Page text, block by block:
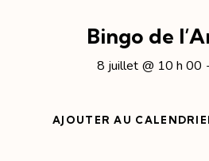
Bingo de
8 juillet @ 10 h 00
AJOUTER AU